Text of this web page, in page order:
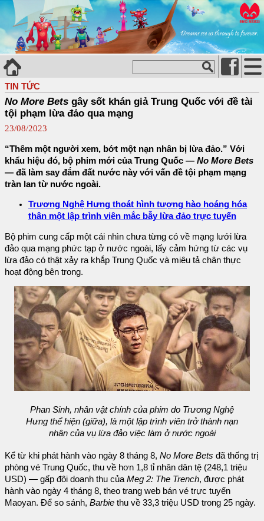
TIN TỨC
No More Bets gây sốt khán giả Trung Quốc với đề tài
tội phạm lừa đảo qua mạng
23/08/2023
“Thêm một người xem, bớt một nạn nhân bị lừa đảo.” Với
khẩu hiệu đó, bộ phim mới của Trung Quốc — No More Bets
— đã làm say đắm đất nước này với vấn đề tội phạm mạng
tràn lan từ nước ngoài.
Trương Nghệ Hưng thoát hình tượng hào hoáng hóa
thân một lập trình viên mắc bẫy lừa đảo trực tuyến
Bộ phim cung cấp một cái nhìn chưa từng có về mạng lưới lừa
đảo qua mạng phức tạp ở nước ngoài, lấy cảm hứng từ các vụ
lừa đảo có thật xảy ra khắp Trung Quốc và miêu tả chân thực
hoạt động bên trong.
Phan Sinh, nhân vật chính của phim do Trương Nghệ
Hưng thể hiện (giữa), là một lập trình viên trở thành nạn
nhân của vụ lừa đảo việc làm ở nước ngoài
Kể từ khi phát hành vào ngày 8 tháng 8, No More Bets đã thống trị
phòng vé Trung Quốc, thu về hơn 1,8 tỉ nhân dân tệ (248,1 triệu
USD) — gấp đôi doanh thu của Meg 2: The Trench, được phát
hành vào ngày 4 tháng 8, theo trang web bán vé trực tuyến
Maoyan. Để so sánh, Barbie thu về 33,3 triệu USD trong 25 ngày.